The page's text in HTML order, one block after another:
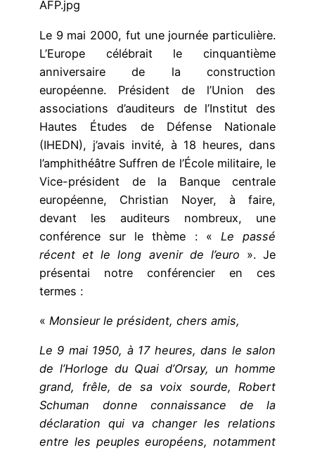
AFP.jpg
Le 9 mai 2000, fut une journée particulière.
L’Europe célébrait le cinquantième
anniversaire de la construction
européenne. Président de l’Union des
associations d’auditeurs de l’Institut des
Hautes Études de Défense Nationale
(IHEDN), j’avais invité, à 18 heures, dans
l’amphithéâtre Suffren de l’École militaire, le
Vice-président de la Banque centrale
européenne, Christian Noyer, à faire,
devant les auditeurs nombreux, une
conférence sur le thème : « Le passé
récent et le long avenir de l’euro ». Je
présentai notre conférencier en ces
termes :
« Monsieur le président, chers amis,
Le 9 mai 1950, à 17 heures, dans le salon
de l’Horloge du Quai d’Orsay, un homme
grand, frêle, de sa voix sourde, Robert
Schuman donne connaissance de la
déclaration qui va changer les relations
entre les peuples européens, notamment